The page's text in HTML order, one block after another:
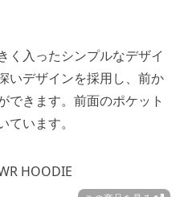
く入ったシンプルなデザイ
いデザインを採用し、前か
できます。前面のポケット
います。